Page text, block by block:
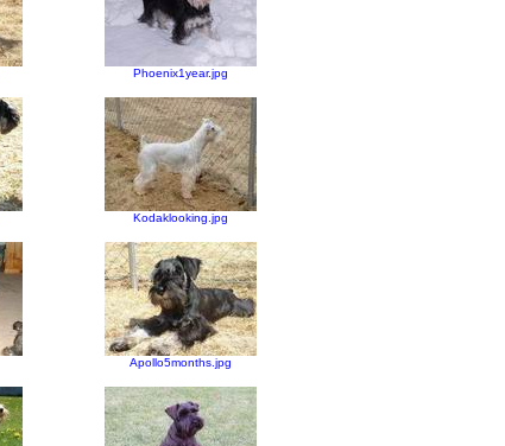
Phoenix1year.jpg
Kodaklooking.jpg
Apollo5months.jpg